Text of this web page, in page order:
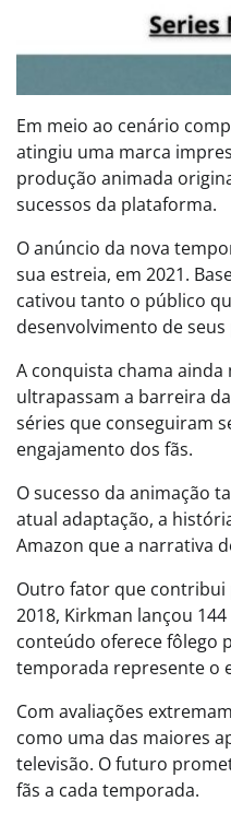
Em meio ao cenário
atingiu uma marca
produção animada
sucessos da plataforma.
O anúncio da nova
sua estreia, em 2021.
cativou tanto o público
desenvolvimento de
A conquista chama
ultrapassam a barreira
séries que conseguiram
engajamento dos fãs.
O sucesso da animação
atual adaptação, a
Amazon que a narrativa
Outro fator que contribui
2018, Kirkman lançou
conteúdo oferece fôlego
temporada represente o
Com avaliações
como uma das maiores
televisão. O futuro
fãs a cada temporada.